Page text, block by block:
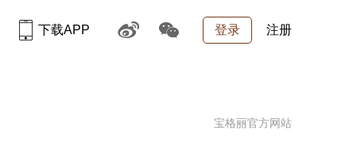
登录 注册
下载APP
宝格丽官方网站